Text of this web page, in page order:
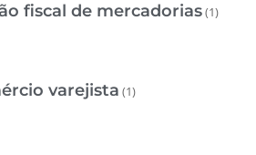
fiscal de mercadorias(1)
varejista (1)